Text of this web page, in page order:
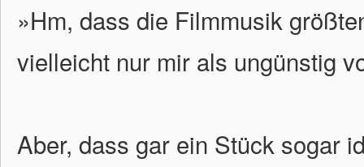
»Hm, dass die Filmmusik
vielleicht nur mir als ungünstig
Aber, dass gar ein Stück sogar